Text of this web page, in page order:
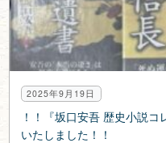
2025年9月19日
！！『坂口安吾 歴史小説
いたしました！！